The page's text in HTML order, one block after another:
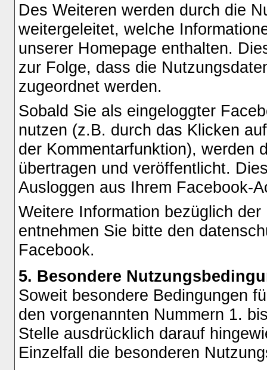
Des Weiteren werden durch die
weitergeleitet, welche
unserer Homepage enthalten.
zur Folge, dass die
zugeordnet werden.
Sobald Sie als eingeloggter
nutzen (z.B. durch das Klicken
der Kommentarfunktion), werden
übertragen und veröffentlicht.
Ausloggen aus Ihrem Facebook-
Weitere Information bezüglich
entnehmen Sie bitte den
Facebook.
5. Besondere
Soweit besondere Bedingungen
den vorgenannten Nummern 1.
Stelle ausdrücklich darauf
Einzelfall die besonderen